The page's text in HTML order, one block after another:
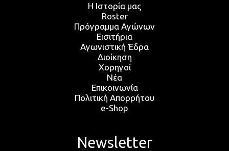
Η Ιστορία μας
Roster
Πρόγραμμα Αγώνων
Εισιτήρια
Αγωνιστική Έδρα
Διοίκηση
Χορηγοί
Νέα
Επικοινωνία
Πολιτική Απορρήτου
e-Shop
Newsletter